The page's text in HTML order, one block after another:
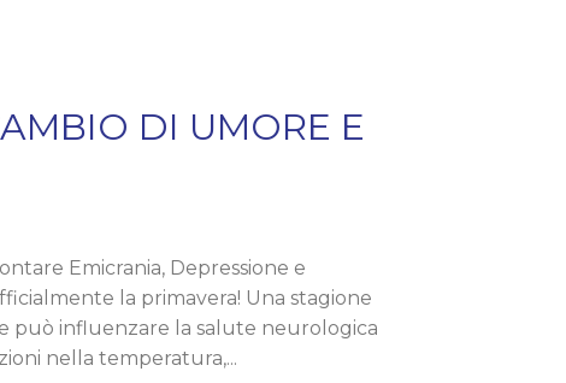
DI UMORE E
Emicrania, Depressione e
la primavera! Una stagione
può influenzare la salute neurologica
nella temperatura,...